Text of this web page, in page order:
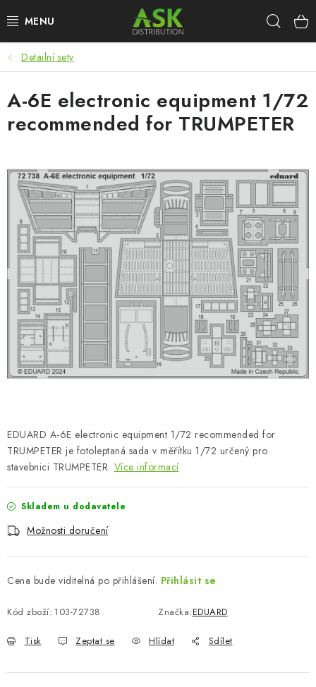
na
WARHAMMER
ASK PRODUKTY
NOVINKY
PLASTIKOVÉ MODELY
DOPLŇKY K MODELŮM
BARVY A POMŮCKY
PUBLIKACE
SKY RIDERS COFFEE
PRODÁVANÉ ZNAČKY
Velkoobchod (B2B)
FAQ Hromadná objednávka
Detailní sety
EDUARD A-6E electronic equipment 1/72 recommended for
TRUMPETER je fotoleptaná sada v měřítku 1/72 určený pro
stavebnici TRUMPETER. Více informací
Skladem u dodavatele
Možnosti doručení
Cena bude viditelná po přihlášení. Přihlásit se
Kód zboží: 103-72738 Značka:EDUARD
Tisk Zeptat se Hlídat Sdílet
A-6E electronic equipment 1/72
recommended for TRUMPETER